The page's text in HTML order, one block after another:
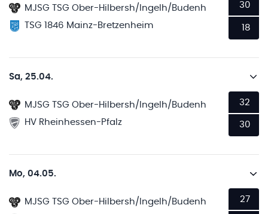
MJSG TSG Ober-Hilbersh/Ingelh/Budenh
TSG 1846 Mainz-Bretzenheim
30
18
Sa, 25.04.
MJSG TSG Ober-Hilbersh/Ingelh/Budenh
HV Rheinhessen-Pfalz
32
30
Mo, 04.05.
MJSG TSG Ober-Hilbersh/Ingelh/Budenh
27